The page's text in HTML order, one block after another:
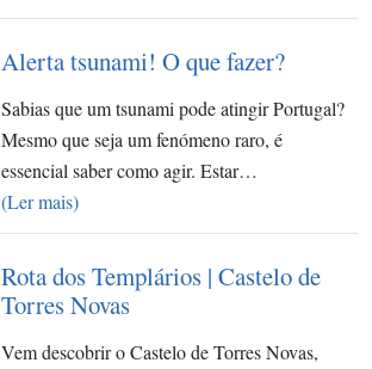
Alerta tsunami! O que fazer?
Sabias que um tsunami pode atingir Portugal?
Mesmo que seja um fenómeno raro, é
essencial saber como agir. Estar…
(Ler mais)
Rota dos Templários | Castelo de
Torres Novas
Vem descobrir o Castelo de Torres Novas,